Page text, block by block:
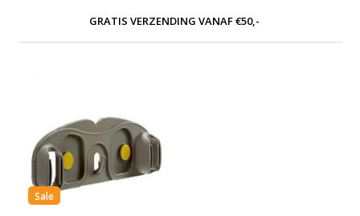
GRATIS VERZENDING VANAF €50,-
Sale